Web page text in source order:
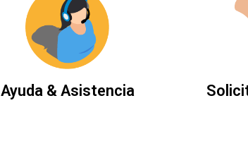
Ayuda & Asistencia